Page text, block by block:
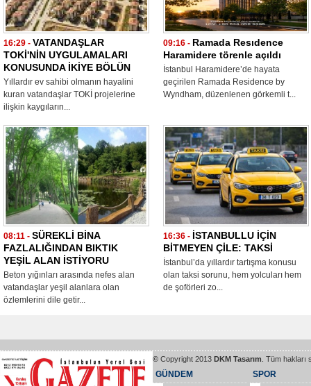
16:29 - VATANDAŞLAR
TOKİ'NİN UYGULAMALARI
KONUSUNDA İKİYE BÖLÜN
Yıllardır ev sahibi olmanın hayalini
kuran vatandaşlar TOKİ projelerine
ilişkin kaygıların...
09:16 - Ramada Resıdence
Haramidere törenle açıldı
İstanbul Haramidere’de hayata
geçirilen Ramada Residence by
Wyndham, düzenlenen görkemli t...
08:11 - SÜREKLİ BİNA
FAZLALIĞINDAN BIKTIK
YEŞİL ALAN İSTİYORU
Beton yığınları arasında nefes alan
vatandaşlar yeşil alanlara olan
özlemlerini dile getir...
16:36 - İSTANBULLU İÇİN
BİTMEYEN ÇİLE: TAKSİ
İstanbul’da yıllardır tartışma konusu
olan taksi sorunu, hem yolcuları hem
de şoförleri zo...
© Copyright 2013 DKM Tasarım . Tüm hakları
GÜNDEM
SPOR